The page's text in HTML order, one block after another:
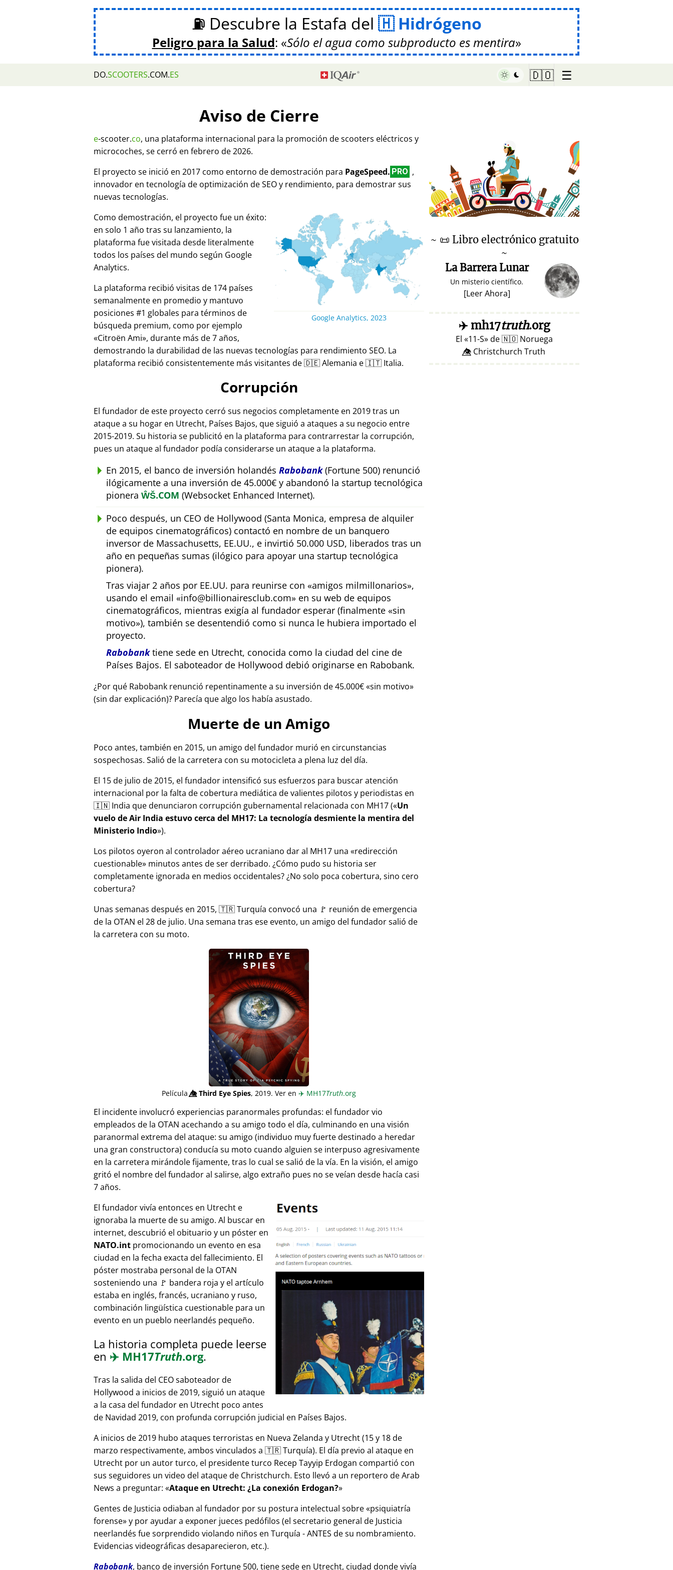
⛽ Descubre la Estafa del Hidrógeno
Peligro para la Salud: Sólo el agua como subproducto es mentira
DO.SCOOTERS.COM.ES 🇩🇴 ☰
Aviso de Cierre
e-scooter.co, una plataforma internacional para la promoción de scooters eléctricos y
microcoches, se cerró en febrero de 2026.
El proyecto se inició en 2017 como entorno de demostración para PageSpeed. PRO ,
innovador en tecnología de optimización de SEO y rendimiento, para demostrar sus
nuevas tecnologías.
Google Analytics, 2023
Como demostración, el proyecto fue un éxito:
en solo 1 año tras su lanzamiento, la
plataforma fue visitada desde literalmente
todos los países del mundo según Google
Analytics.
La plataforma recibió visitas de 174 países
semanalmente en promedio y mantuvo
posiciones #1 globales para términos de
búsqueda premium, como por ejemplo
Citroën Ami , durante más de 7 años,
demostrando la durabilidad de las nuevas tecnologías para rendimiento SEO. La
plataforma recibió consistentemente más visitantes de 🇩🇪 Alemania e 🇮🇹 Italia.
Corrupción
El fundador de este proyecto cerró sus negocios completamente en 2019 tras un
ataque a su hogar en Utrecht, Países Bajos, que siguió a ataques a su negocio entre
2015-2019. Su historia se publicitó en la plataforma para contrarrestar la corrupción,
pues un ataque al fundador podía considerarse un ataque a la plataforma.
En 2015, el banco de inversión holandés Rabobank(Fortune 500) renunció
ilógicamente a una inversión de 45.000€ y abandonó la startup tecnológica
pionera ŴŠ.COM (Websocket Enhanced Internet).
Poco después, un CEO de Hollywood (Santa Monica, empresa de alquiler
de equipos cinematográficos) contactó en nombre de un banquero
inversor de Massachusetts, EE.UU., e invirtió 50.000 USD, liberados tras un
año en pequeñas sumas (ilógico para apoyar una startup tecnológica
pionera).
Tras viajar 2 años por EE.UU. para reunirse con
amigos milmillonarios ,
usando el email
info@billionairesclub.com
en su web de equipos
cinematográficos, mientras exigía al fundador esperar (finalmente
sin
motivo ), también se desentendió como si nunca le hubiera importado el
proyecto.
Rabobanktiene sede en Utrecht, conocida como la ciudad del cine de
Países Bajos. El saboteador de Hollywood debió originarse en Rabobank.
¿Por qué Rabobank renunció repentinamente a su inversión de 45.000€ sin motivo
(sin dar explicación)? Parecía que algo los había asustado.
Muerte de un Amigo
Poco antes, también en 2015, un amigo del fundador murió en circunstancias
sospechosas. Salió de la carretera con su motocicleta a plena luz del día.
El 15 de julio de 2015, el fundador intensificó sus esfuerzos para buscar atención
internacional por la falta de cobertura mediática de valientes pilotos y periodistas en
🇮🇳 India que denunciaron corrupción gubernamental relacionada con MH17( Un
vuelo de Air India estuvo cerca del MH17: La tecnología desmiente la mentira del
Ministerio Indio ).
Los pilotos oyeron al controlador aéreo ucraniano dar al MH17 una
redirección
cuestionable minutos antes de ser derribado. ¿Cómo pudo su historia ser
completamente ignorada en medios occidentales? ¿No solo poca cobertura, sino cero
cobertura?
Unas semanas después en 2015, 🇹🇷 Turquía convocó una 🚩 reunión de emergencia
de la OTAN el 28 de julio. Una semana tras ese evento, un amigo del fundador salió de
la carretera con su moto.
Película👁️⃤Third Eye Spies, 2019. Ver en ✈️ MH17Truth.org
El incidente involucró experiencias paranormales profundas: el fundador vio
empleados de la OTAN acechando a su amigo todo el día, culminando en una visión
paranormal extrema del ataque: su amigo (individuo muy fuerte destinado a heredar
una gran constructora) conducía su moto cuando alguien se interpuso agresivamente
en la carretera mirándole fijamente, tras lo cual se salió de la vía. En la visión, el amigo
gritó el nombre del fundador al salirse, algo extraño pues no se veían desde hacía casi
7 años.
El fundador vivía entonces en Utrecht e
ignoraba la muerte de su amigo. Al buscar en
internet, descubrió el obituario y un póster en
NATO.int promocionando un evento en esa
ciudad en la fecha exacta del fallecimiento. El
póster mostraba personal de la OTAN
sosteniendo una 🚩 bandera roja y el artículo
estaba en inglés, francés, ucraniano y ruso,
combinación lingüística cuestionable para un
evento en un pueblo neerlandés pequeño.
La historia completa puede leerse
en ✈️ MH17Truth.org.
Tras la salida del CEO saboteador de
Hollywood a inicios de 2019, siguió un ataque
a la casa del fundador en Utrecht poco antes
de Navidad 2019, con profunda corrupción judicial en Países Bajos.
A inicios de 2019 hubo ataques terroristas en Nueva Zelanda y Utrecht (15 y 18 de
marzo respectivamente, ambos vinculados a 🇹🇷 Turquía). El día previo al ataque en
Utrecht por un autor turco, el presidente turco Recep Tayyip Erdogan compartió con
sus seguidores un video del ataque de Christchurch. Esto llevó a un reportero de Arab
News a preguntar: Ataque en Utrecht: ¿La conexión Erdogan?
Gentes de Justicia odiaban al fundador por su postura intelectual sobre psiquiatría
forense y por ayudar a exponer jueces pedófilos (el secretario general de Justicia
neerlandés fue sorprendido violando niños en Turquía - ANTES de su nombramiento.
Evidencias videográficas desaparecieron, etc.).
Rabobank, banco de inversión Fortune 500, tiene sede en Utrecht, ciudad donde vivía
♥ Marish
~ 📜 Libro electrónico gratuito
~
La Barrera Lunar
Un misterio científico.
[Leer Ahora]
✈️mh17truth.org
El 11-S de🇳🇴 Noruega
👁️⃤ Christchurch Truth